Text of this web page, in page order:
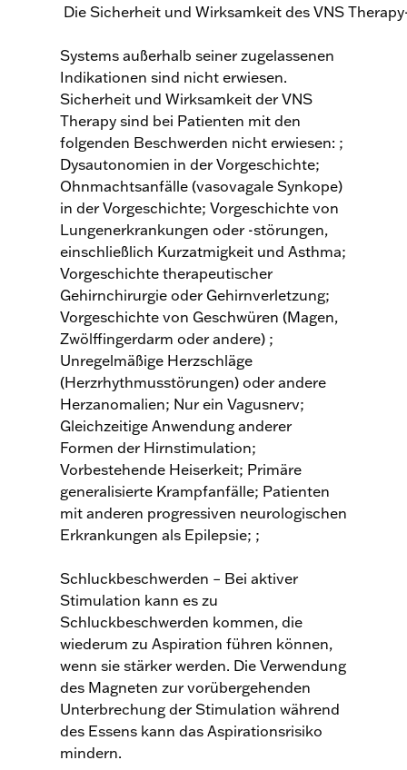
Die Sicherheit und Wirksamkeit des VNS
Systems außerhalb seiner zugelassenen
Indikationen sind nicht erwiesen.
Sicherheit und Wirksamkeit der VNS
Therapy sind bei Patienten mit den
folgenden Beschwerden nicht erwiesen: ;
Dysautonomien in der Vorgeschichte;
Ohnmachtsanfälle (vasovagale Synkope)
in der Vorgeschichte; Vorgeschichte von
Lungenerkrankungen oder -störungen,
einschließlich Kurzatmigkeit und Asthma;
Vorgeschichte therapeutischer
Gehirnchirurgie oder Gehirnverletzung;
Vorgeschichte von Geschwüren (Magen,
Zwölffingerdarm oder andere) ;
Unregelmäßige Herzschläge
(Herzrhythmusstörungen) oder andere
Herzanomalien; Nur ein Vagusnerv;
Gleichzeitige Anwendung anderer
Formen der Hirnstimulation;
Vorbestehende Heiserkeit; Primäre
generalisierte Krampfanfälle; Patienten
mit anderen progressiven neurologischen
Erkrankungen als Epilepsie; ;
Schluckbeschwerden – Bei aktiver
Stimulation kann es zu
Schluckbeschwerden kommen, die
wiederum zu Aspiration führen können,
wenn sie stärker werden. Die Verwendung
des Magneten zur vorübergehenden
Unterbrechung der Stimulation während
des Essens kann das Aspirationsrisiko
mindern.